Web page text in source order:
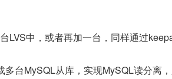
LVS中，或者再加一台，同样通过
台MySQL从库，实现MySQL读分离